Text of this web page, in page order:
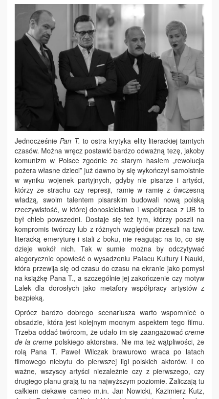
JednocześniePan T. to ostra krytyka elity literackiej tamtych
czasów. Można wręcz postawić bardzo odważną tezę, jakoby
komunizm w Polsce zgodnie ze starym hasłem „rewolucja
pożera własne dzieci” już dawno by się wykończył samoistnie
w wyniku wojenek partyjnych, gdyby nie pisarze i artyści,
którzy ze strachu czy represji, ramię w ramię z ówczesną
władzą, swoim talentem pisarskim budowali nową polską
rzeczywistość, w której donosicielstwo i współpraca z UB to
był chleb powszedni. Dostaje się też tym, którzy poszli na
kompromis twórczy lub z różnych względów przeszli na tzw.
literacką emeryturę i stali z boku, nie reagując na to, co się
dzieje wokół nich. Tak w sumie można by odczytywać
alegorycznie opowieść o wysadzeniu Pałacu Kultury i Nauki,
która przewija się od czasu do czasu na ekranie jako pomysł
na książkę Pana T., a szczególnie jej zakończenie czy motyw
Lalek dla dorosłych jako metafory współpracy artystów z
bezpieką.
Oprócz bardzo dobrego scenariusza warto wspomnieć o
obsadzie, która jest kolejnym mocnym aspektem tego filmu.
Trzeba oddać twórcom, że udało im się zaangażować creme
de la creme polskiego aktorstwa. Nie ma też wątpliwości, że
rolą Pana T. Paweł Wilczak brawurowo wraca po latach
filmowego niebytu do pierwszej ligi polskich aktorów. I co
ważne, wszyscy artyści niezależnie czy z pierwszego, czy
drugiego planu grają tu na najwyższym poziomie. Zaliczają tu
całkiem ciekawe cameo m.in. Jan Nowicki, Kazimierz Kutz,